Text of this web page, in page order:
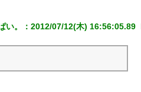
い。 ：2012/07/12(木) 16:56:05.89